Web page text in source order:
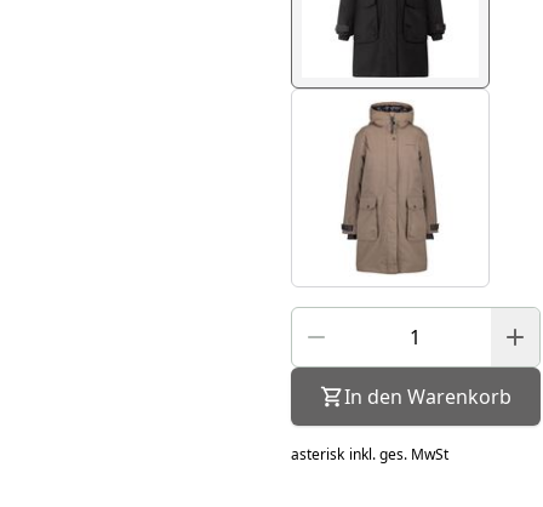
In den Warenkorb
asterisk inkl. ges. MwSt